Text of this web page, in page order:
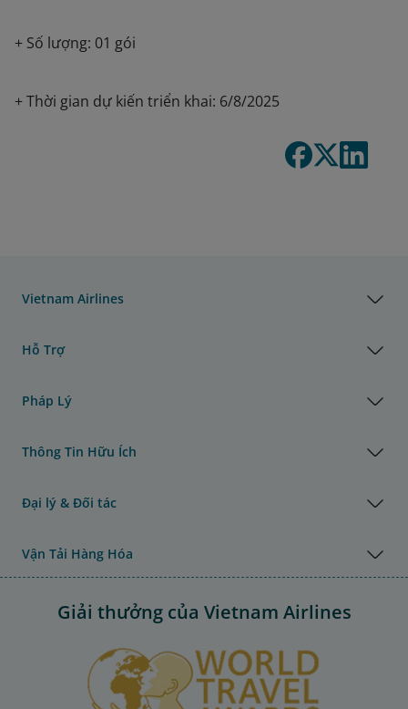
+ Số lượng: 01 gói
+ Thời gian dự kiến triển khai: 6/8/2025
Vietnam Airlines
Hỗ Trợ
Pháp Lý
Thông Tin Hữu Ích
Đại lý & Đối tác
Vận Tải Hàng Hóa
Giải thưởng của Vietnam Airlines